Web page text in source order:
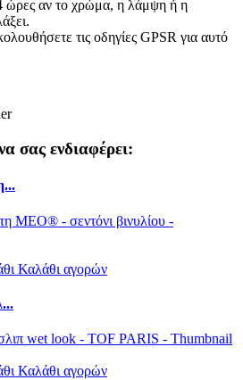
ώρες αν το χρώμα, η λάμψη ή η
τις οδηγίες GPSR για αυτό
σας ενδιαφέρει:
Καλάθι αγορών
Καλάθι αγορών